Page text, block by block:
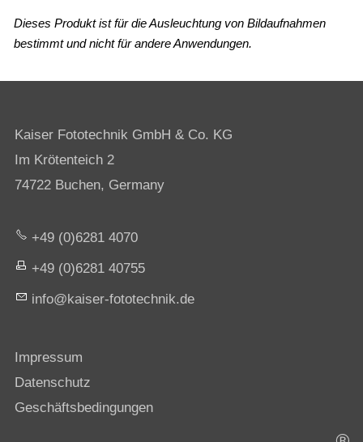
Dieses Produkt ist für die Ausleuchtung von Bildaufnahmen
bestimmt und nicht für andere Anwendungen.
Kaiser Fototechnik GmbH & Co. KG
Im Krötenteich 2
74722 Buchen, Germany
+49 (0)6281 4070
+49 (0)6281 40755
nf
k s r-f t t chn k d
Impressum
Datenschutz
Geschäftsbedingungen